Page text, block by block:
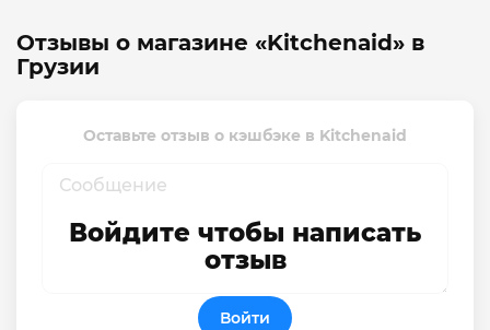
Отзывы о магазине «Kitchenaid» в
Грузии
Оставьте отзыв о кэшбэке в Kitchenaid
Войдите чтобы написать
отзыв
Войти